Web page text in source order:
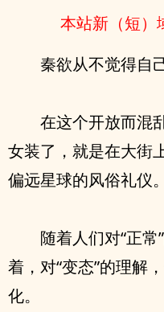
本站新（短
秦欲从不觉得自
在这个开放而混
女装了，就是在大街
偏远星球的风俗礼仪。
随着人们对“正
着，对“变态”的理解
化。